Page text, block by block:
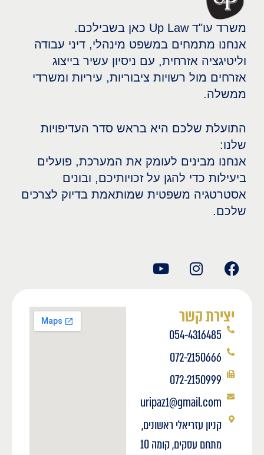
משרד עו"ד Up Law כאן בשבילכם.
אנחנו מתמחים במשפט מינהלי, דיני עבודה
וליטיגציה אזרחית, עם ניסיון עשיר בייצוג
אזרחים מול רשויות ציבוריות, עיריות ומשרדי
ממשלה.
התועלת שלכם היא בראש סדר העדיפויות
שלנו:
אנחנו מבינים לעומק את המערכת, פועלים
ביעילות כדי להגן על זכויותיכם, ובונים
אסטרטגיה משפטית שמותאמת בדיוק לצרכים
שלכם.
יצירת קשר
054-4316485
072-2150666
072-2150999
uripaz1@gmail.com
קניון עזריאלי ראשונים,
מתחם עסקים, קומה 10